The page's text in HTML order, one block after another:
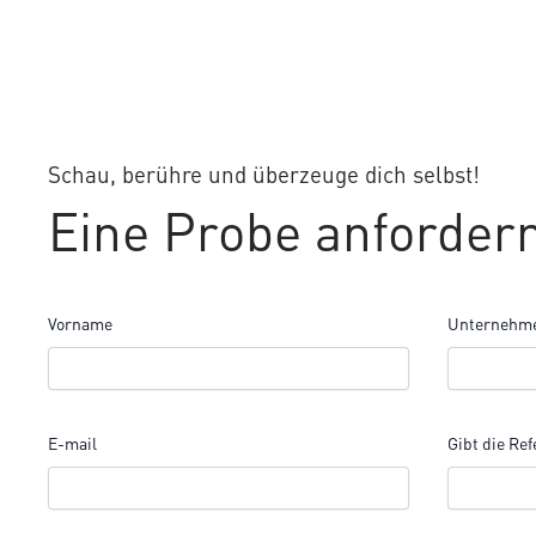
Schau, berühre und überzeuge dich selbst!
Eine Probe
Vorname
E-mail Gibt die